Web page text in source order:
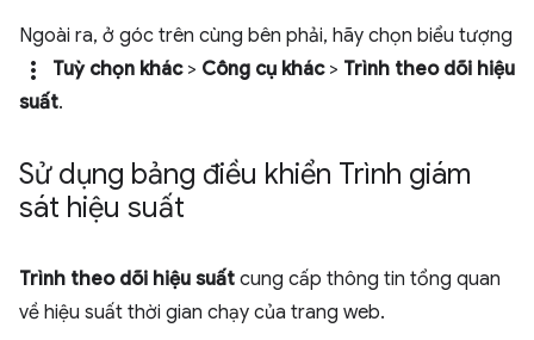
Ngoài ra, ở góc trên cùng bên phải, hãy chọn biểu tượng
more_vert Tuỳ chọn khác> Công cụ khác> Trình theo dõi hiệu
suất.
Sử dụng bảng điều khiển Trình giám
sát hiệu suất
Trình theo dõi hiệu suất cung cấp thông tin tổng quan
về hiệu suất thời gian chạy của trang web.